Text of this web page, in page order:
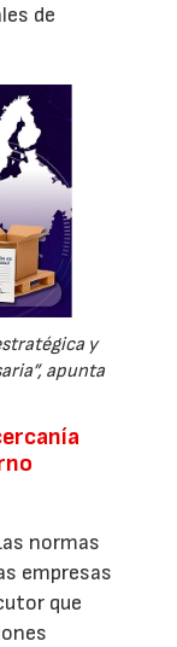
de
y
apunta
normas
empresas
que